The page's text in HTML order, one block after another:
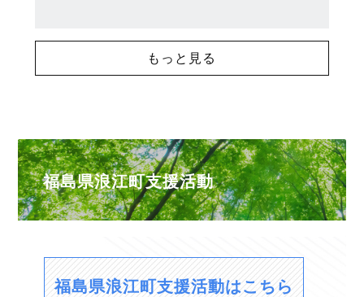
もっと見る
福島県浪江町支援活動
福島県浪江町支援活動はこちら